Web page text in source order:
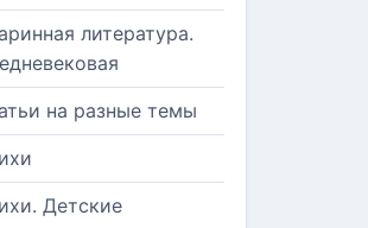
литература.
на разные темы
Детские